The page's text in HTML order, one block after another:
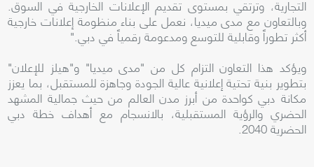
التجارية، وترتقي بمستوى تقديم الإعلانات الخارجية في السوق.
وبالتعاون مع مدى ميديا، نعمل على بناء منظومة إعلانات خارجية
أكثر تطوراً وقابلية للتوسع ومدعومة رقمياً في دبي."
ويؤكد هذا التعاون التزام كل من "مدى ميديا" و"هيلز للإعلان"
بتطوير بنية تحتية إعلانية عالية الجودة وجاهزة للمستقبل، بما يعزز
مكانة دبي كواحدة من أبرز مدن العالم من حيث جمالية المشهد
الحضري والرؤية المستقبلية، بالانسجام مع أهداف خطة دبي
الحضرية 2040.